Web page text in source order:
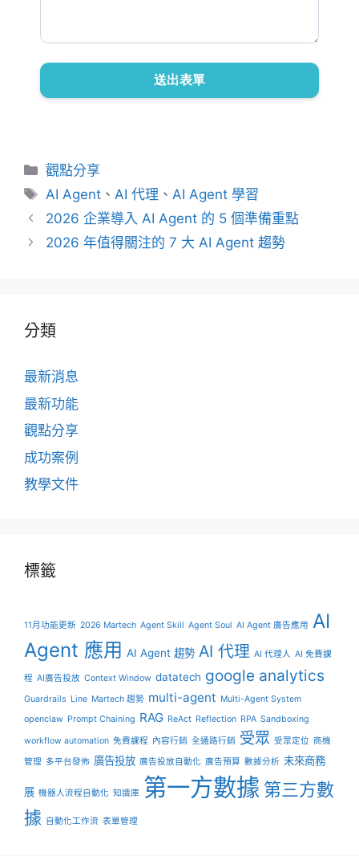
分
類
觀點分享
標
籤
AI Agent 、AI 代理 、AI Agent 學習
2026 企業導入 AI Agent 的 5 個準備重點
2026 年值得關注的 7 大 AI Agent 趨勢
分類
最新消息
最新功能
觀點分享
成功案例
教學文件
標籤
11月功能更新 2026 Martech Agent Skill Agent Soul AI Agent 廣告應用 AI
Agent 應用 AI Agent 趨勢 AI 代理 AI 代理人 AI 免費課
程 AI廣告投放 Context Window datatech google analytics
Guardrails Line Martech 趨勢 multi-agent Multi-Agent System
openclaw Prompt Chaining RAG ReAct Reflection RPA Sandboxing
workflow automation 免費課程 內容行銷 全通路行銷 受眾 受眾定位 商機
管理 多平台發佈 廣告投放 廣告投放自動化 廣告預算 數據分析 未來商務
展 機器人流程自動化 知識庫 第一方數據 第三方數
據
自動化工作流 表單管理